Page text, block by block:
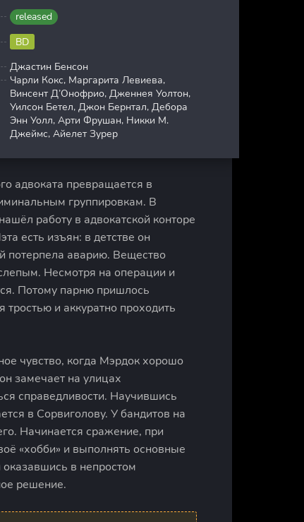
released
BD
Джастин Бенсон
Чарли Кокс, Маргарита Левиева,
Винсент Д’Онофрио, Дженнея Уолтон,
Уилсон Бетел, Джон Бернтал, Дебора
Энн Уолл, Арти Фрушан, Никки М.
Джеймс, Айелет Зурер
адвоката превращается в
группировкам. В
работу в адвокатской конторе
есть изъян: в детстве он
потерпела аварию. Вещество
Несмотря на операции и
Потому парню пришлось
тростью и аккуратно проходить
чувство, когда Мэрдок хорошо
замечает на улицах
справедливости. Научившись
в Сорвиголову. У бандитов на
Начинается сражение, при
«хобби» и выполнять основные
в непростом
решение.